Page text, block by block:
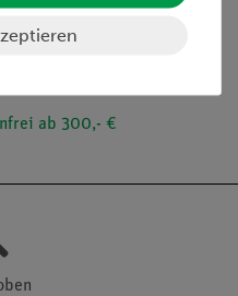
ab 300,- €